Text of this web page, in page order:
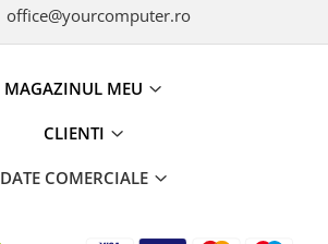
office@yourcomputer.ro
MAGAZINUL MEU
CLIENTI
DATE COMERCIALE